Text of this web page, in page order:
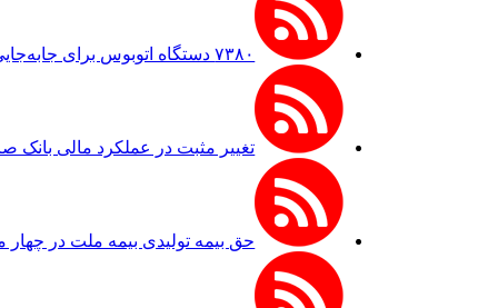
۷۳۸۰ دستگاه اتوبوس برای جابه‌جایی زائران اربعین به‌ کارگیری شد
تغییر مثبت در عملکرد مالی بانک صادرات
حق بیمه تولیدی بیمه ملت در چهار ماه نخست امسال از ۱۴.۵ همت گذشت/